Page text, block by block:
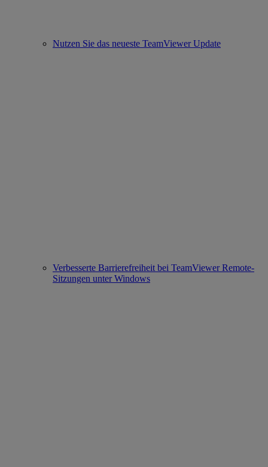
Nutzen Sie das neueste TeamViewer Update
Verbesserte Barrierefreiheit bei TeamViewer Remote-
Sitzungen unter Windows